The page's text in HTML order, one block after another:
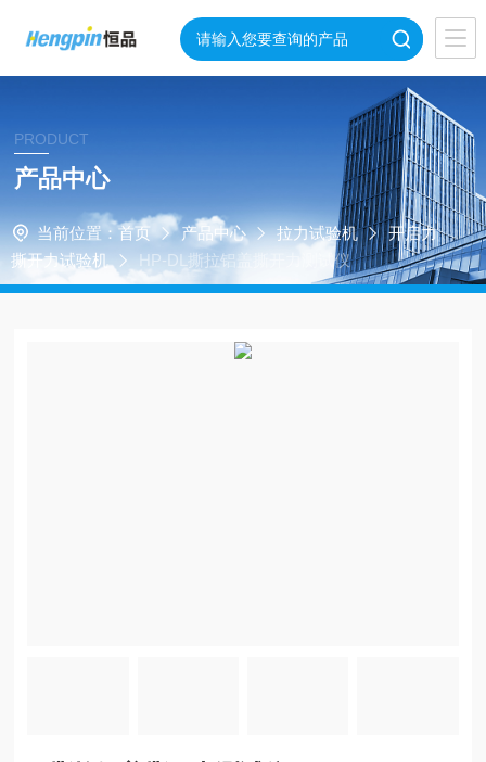
PRODUCT
产品中心
当前位置： 首页 产品中心 拉力试验机
开启力
撕开力试验机
HP-DL撕拉铝盖撕开力测试仪